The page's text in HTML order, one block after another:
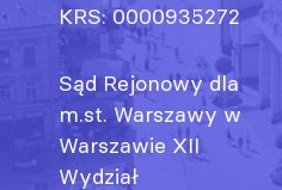
KRS: 0000935272
Sąd Rejonowy dla
m.st. Warszawy w
Warszawie XII
Wydział